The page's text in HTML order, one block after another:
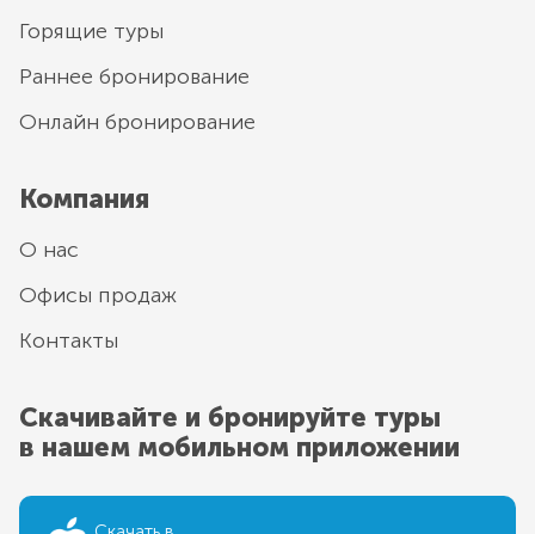
Горящие туры
Раннее бронирование
Онлайн бронирование
Компания
О нас
Офисы продаж
Контакты
Скачивайте и бронируйте туры
в нашем мобильном приложении